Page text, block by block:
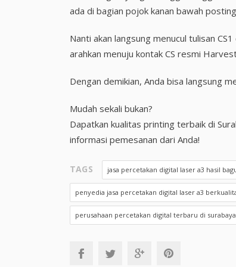
ada di bagian pojok kanan bawah
Nanti akan langsung menucul tulisan
arahkan menuju kontak CS resmi
Dengan demikian, Anda bisa langsung
Mudah sekali bukan?
Dapatkan kualitas printing terbaik di
informasi pemesanan dari Anda!
TAGS jasa percetakan digital laser a3 hasil
penyedia jasa percetakan digital laser a3
perusahaan percetakan digital terbaru di surabaya